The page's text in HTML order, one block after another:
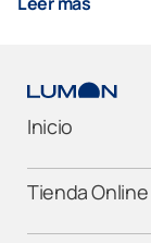
Inicio
Tienda Online